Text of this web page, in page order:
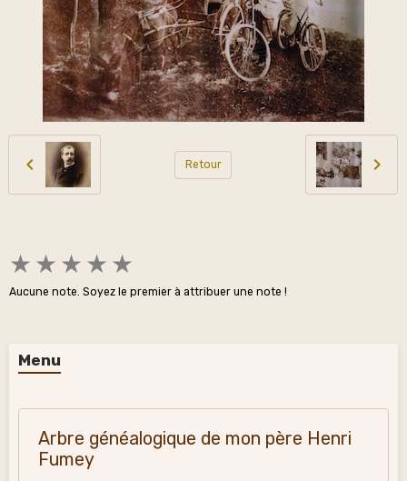
Retour
★ ★ ★ ★ ★
Aucune note. Soyez le premier à attribuer une note !
Menu
Arbre généalogique de mon père Henri
Fumey